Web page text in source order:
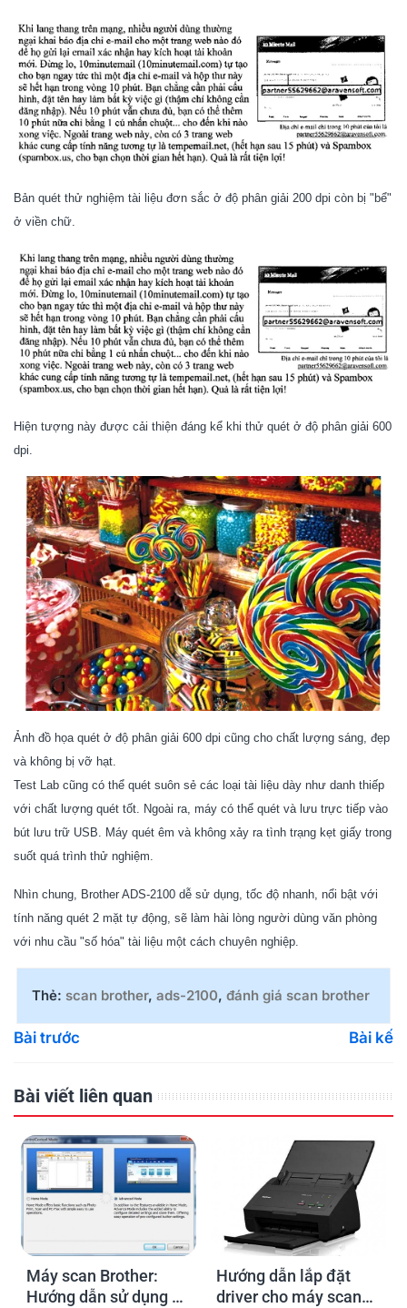
Bản quét thử nghiệm tài liệu đơn sắc ở độ phân giải 200 dpi còn bị "bể"
ở viền chữ.
Hiện tượng này được cải thiện đáng kể khi thử quét ở độ phân giải 600
dpi.
Ảnh đồ họa quét ở độ phân giải 600 dpi cũng cho chất lượng sáng, đẹp
và không bị vỡ hạt.
Test Lab cũng có thể quét suôn sẻ các loại tài liệu dày như danh thiếp
với chất lượng quét tốt. Ngoài ra, máy có thể quét và lưu trực tiếp vào
bút lưu trữ USB. Máy quét êm và không xảy ra tình trạng kẹt giấy trong
suốt quá trình thử nghiệm.
Nhìn chung, Brother ADS-2100 dễ sử dụng, tốc độ nhanh, nổi bật với
tính năng quét 2 mặt tự động, sẽ làm hài lòng người dùng văn phòng
với nhu cầu "số hóa" tài liệu một cách chuyên nghiệp.
Thẻ: scan brother, ads-2100, đánh giá scan brother
Bài trước Bài kế
Bài viết liên quan
Máy scan Brother:
Hướng dẫn sử dụng và
Hướng dẫn lắp đặt
driver cho máy scan